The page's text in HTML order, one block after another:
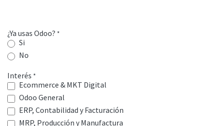
¿Ya usas Odoo? *
Si
No
Interés *
Ecommerce & MKT Digital
Odoo General
ERP, Contabilidad y Facturación
MRP, Producción y Manufactura